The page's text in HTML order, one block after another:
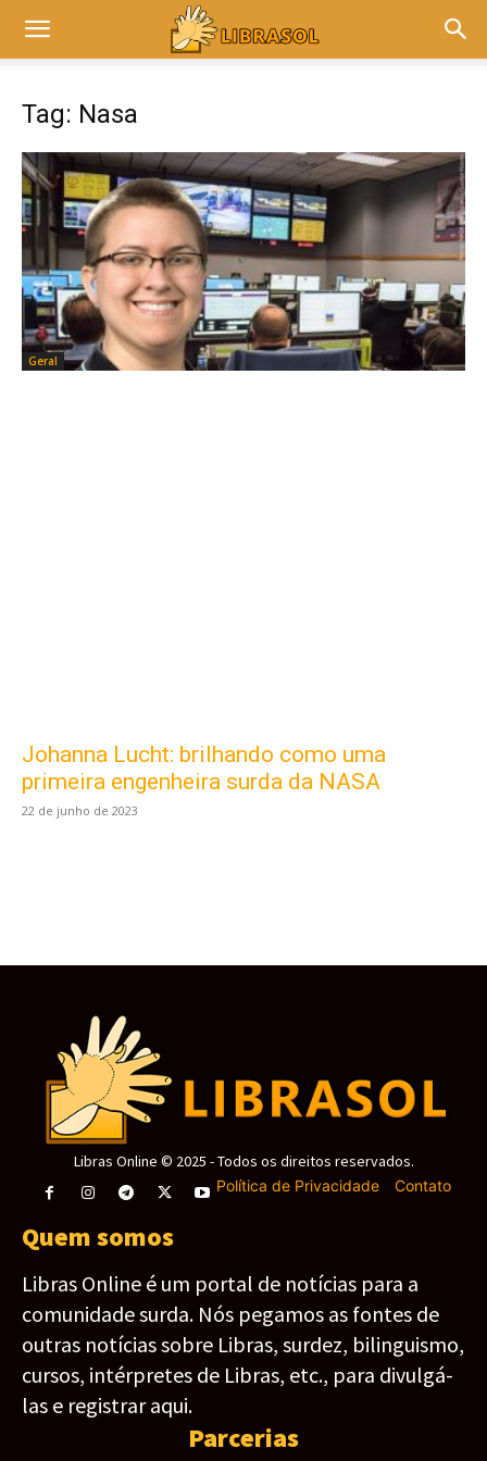
Tag: Nasa
Geral
Johanna Lucht: brilhando como uma
primeira engenheira surda da NASA
22 de junho de 2023
Este site usa cookies para garantir que você
obtenha a melhor experiência em nosso site.
Ao usar nosso site você consente cookies.
Libras Online © 2025 - Todos os direitos reservados.
Política de Privacidade- Contato
Quem somos
Libras Online é um portal de notícias para a
comunidade surda. Nós pegamos as fontes de
outras notícias sobre Libras, surdez, bilinguismo,
cursos, intérpretes de Libras, etc., para divulgá-
las e registrar aqui.
Parcerias